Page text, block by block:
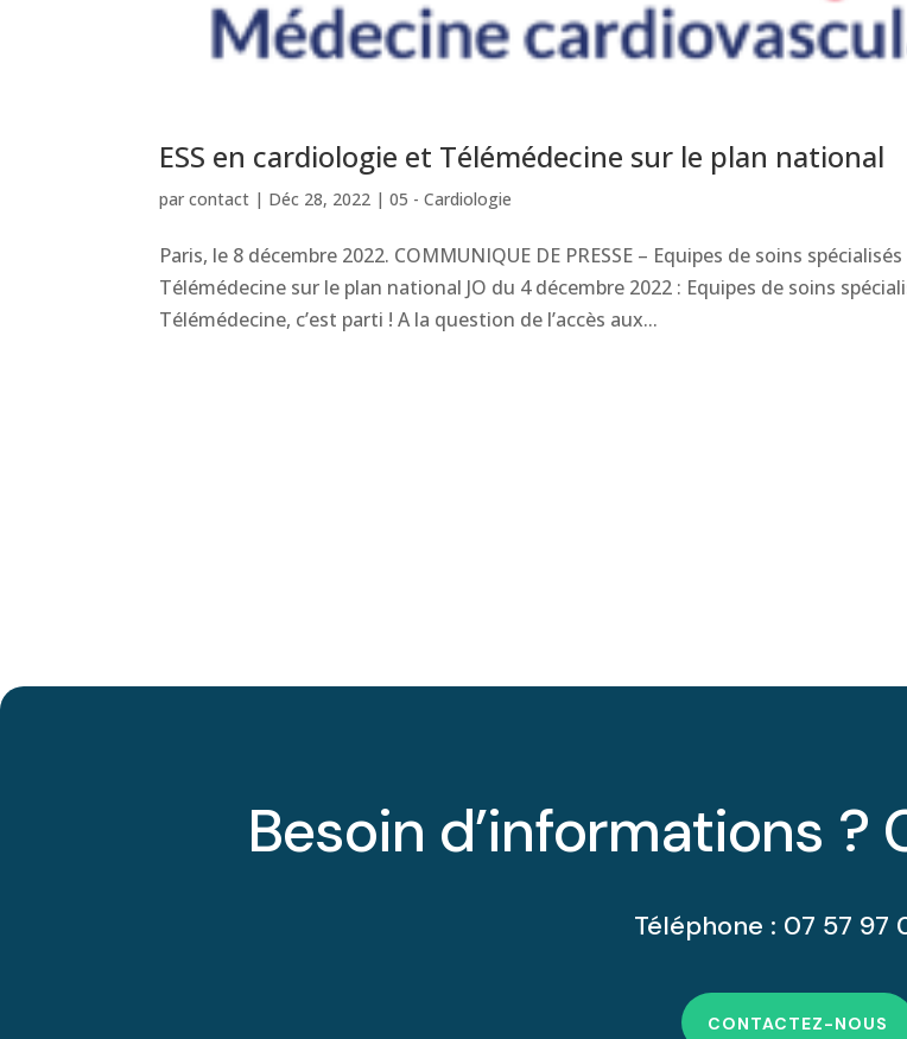
ESS en cardiologie et Télémédecine sur le plan national
parcontact | Déc 28, 2022 |05 - Cardiologie
Paris, le 8 décembre 2022. COMMUNIQUE DE PRESSE – Equipes de soins
Télémédecine sur le plan national JO du 4 décembre 2022 : Equipes de soins
Télémédecine, c’est parti ! A la question de l’accès aux...
Besoin d’informations
Téléphone : 07 57 97
CONTACTEZ-NOUS